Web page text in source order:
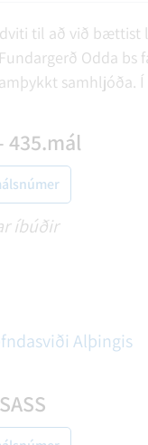
til að við bættist
Odda
435.mál
íbúðir
Alþingis